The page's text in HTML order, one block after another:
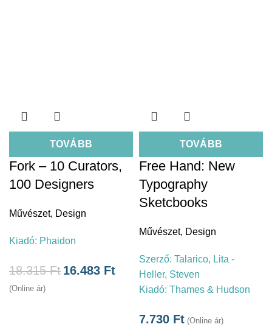
TOVÁBB
Fork – 10 Curators,
100 Designers
Művészet, Design
Kiadó: Phaidon
18.315Ft 16.483 Ft
(Online ár)
TOVÁBB
Free Hand: New
Typography
Sketcbooks
Művészet, Design
Szerző: Talarico, Lita -
Heller, Steven
Kiadó: Thames & Hudson
7.730 Ft (Online ár)